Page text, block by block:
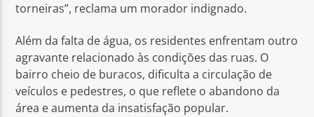
torneiras”, reclama um morador indignado.
Além da falta de água, os residentes enfrentam outro
agravante relacionado às condições das ruas. O
bairro cheio de buracos, dificulta a circulação de
veículos e pedestres, o que reflete o abandono da
área e aumenta da insatisfação popular.